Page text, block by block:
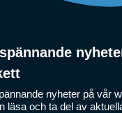
nyheter på vår
läsa och ta del av